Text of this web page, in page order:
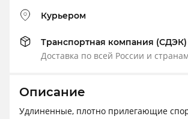
Курьером
Транспортная компания (СДЭК)
Доставка по всей России и
Описание
Удлиненные, плотно прилегающие